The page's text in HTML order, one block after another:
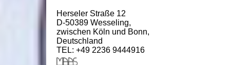
Herseler Straße 12
D-50389 Wesseling,
zwischen Köln und Bonn,
Deutschland
TEL: +49 2236 9444916